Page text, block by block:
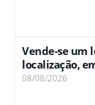
Vende-se um
localização,
08/08/2026